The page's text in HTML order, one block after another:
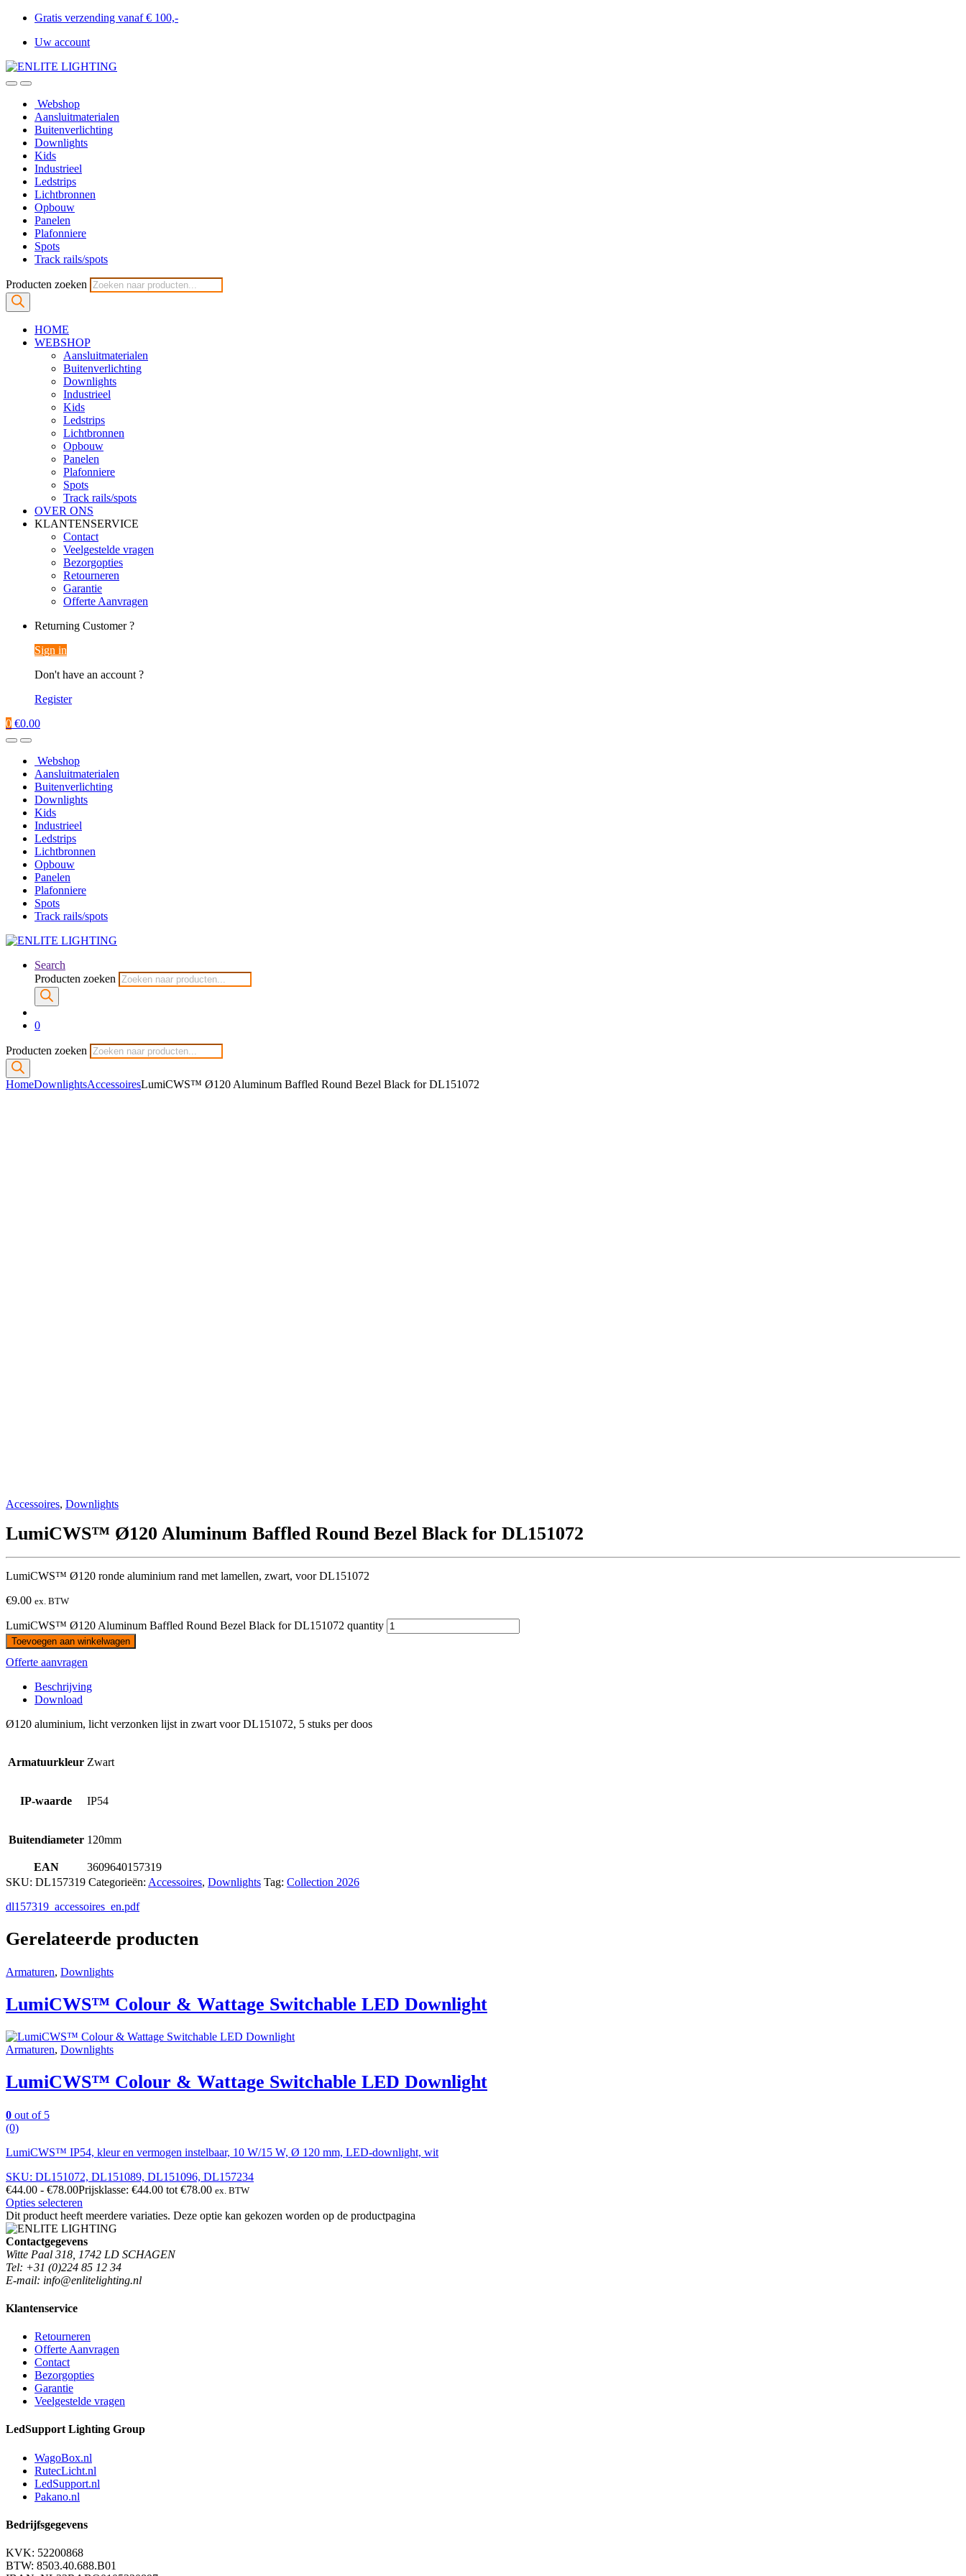
Gratis verzending vanaf € 100,-
Uw account
Webshop
Aansluitmaterialen
Buitenverlichting
Downlights
Kids
Industrieel
Ledstrips
Lichtbronnen
Opbouw
Panelen
Plafonniere
Spots
Track rails/spots
Producten zoeken
HOME
WEBSHOP
Aansluitmaterialen
Buitenverlichting
Downlights
Industrieel
Kids
Ledstrips
Lichtbronnen
Opbouw
Panelen
Plafonniere
Spots
Track rails/spots
OVER ONS
KLANTENSERVICE
Contact
Veelgestelde vragen
Bezorgopties
Retourneren
Garantie
Offerte Aanvragen
Returning Customer ?
Sign in
Don't have an account ?
Register
0 €0.00
Webshop
Aansluitmaterialen
Buitenverlichting
Downlights
Kids
Industrieel
Ledstrips
Lichtbronnen
Opbouw
Panelen
Plafonniere
Spots
Track rails/spots
Search
Producten zoeken
0
Producten zoeken
HomeDownlightsAccessoiresLumiCWS™ Ø120 Aluminum Baffled Round Bezel Black for DL151072
Accessoires, Downlights
LumiCWS™ Ø120 Aluminum Baffled Round Bezel Black for DL151072
LumiCWS™ Ø120 ronde aluminium rand met lamellen, zwart, voor DL151072
€9.00 ex. BTW
LumiCWS™ Ø120 Aluminum Baffled Round Bezel Black for DL151072 quantity
Toevoegen aan winkelwagen
Offerte aanvragen
Beschrijving
Download
Ø120 aluminium, licht verzonken lijst in zwart voor DL151072, 5 stuks per doos
Armatuurkleur Zwart
IP-waarde IP54
Buitendiameter 120mm
EAN
3609640157319
SKU: DL157319 Categorieën: Accessoires, Downlights Tag: Collection 2026
dl157319_accessoires_en.pdf
Gerelateerde producten
Armaturen, Downlights
LumiCWS™ Colour & Wattage Switchable LED Downlight
Armaturen, Downlights
LumiCWS™ Colour & Wattage Switchable LED Downlight
0 out of 5
(0)
LumiCWS™ IP54, kleur en vermogen instelbaar, 10 W/15 W, Ø 120 mm, LED-downlight, wit
SKU: DL151072, DL151089, DL151096, DL157234
€44.00 - €78.00Prijsklasse: €44.00 tot €78.00 ex. BTW
Opties selecteren
Dit product heeft meerdere variaties. Deze optie kan gekozen worden op de productpagina
Contactgegevens
Witte Paal 318, 1742 LD SCHAGEN
Tel: +31 (0)224 85 12 34
E-mail: info@enlitelighting.nl
Klantenservice
Retourneren
Offerte Aanvragen
Contact
Bezorgopties
Garantie
Veelgestelde vragen
LedSupport Lighting Group
WagoBox.nl
RutecLicht.nl
LedSupport.nl
Pakano.nl
Bedrijfsgegevens
KVK: 52200868
BTW: 8503.40.688.B01